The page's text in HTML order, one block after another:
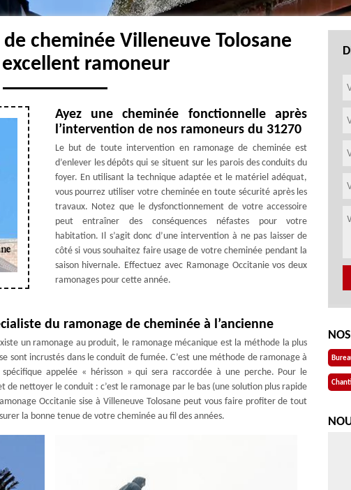
cheminée Villeneuve Tolosane
ramoneur
Ayez une cheminée fonctionnelle après
l’intervention de nos ramoneurs du 31270
Le but de toute intervention en ramonage de cheminée est
d’enlever les dépôts qui se situent sur les parois des conduits du
foyer. En utilisant la technique adaptée et le matériel adéquat,
vous pourrez utiliser votre cheminée en toute sécurité après les
travaux. Notez que le dysfonctionnement de votre accessoire
peut entraîner des conséquences néfastes pour votre
habitation. Il s’agit donc d’une intervention à ne pas laisser de
côté si vous souhaitez faire usage de votre cheminée pendant la
saison hivernale. Effectuez avec Ramonage Occitanie vos deux
ramonages pour cette année.
du ramonage de cheminée à l’ancienne
un ramonage au produit, le ramonage mécanique est la méthode la plus
sont incrustés dans le conduit de fumée. C’est une méthode de ramonage à
spécifique appelée « hérisson » qui sera raccordée à une perche. Pour le
de nettoyer le conduit : c’est le ramonage par le bas (une solution plus rapide
Occitanie sise à Villeneuve Tolosane peut vous faire profiter de tout
la bonne tenue de votre cheminée au fil des années.